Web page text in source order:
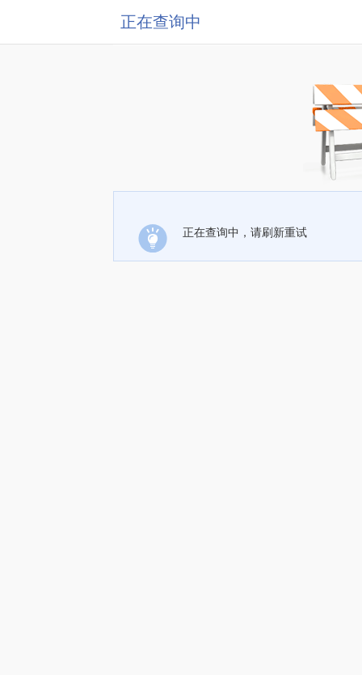
正在查询中
正在查询中，请刷新重试